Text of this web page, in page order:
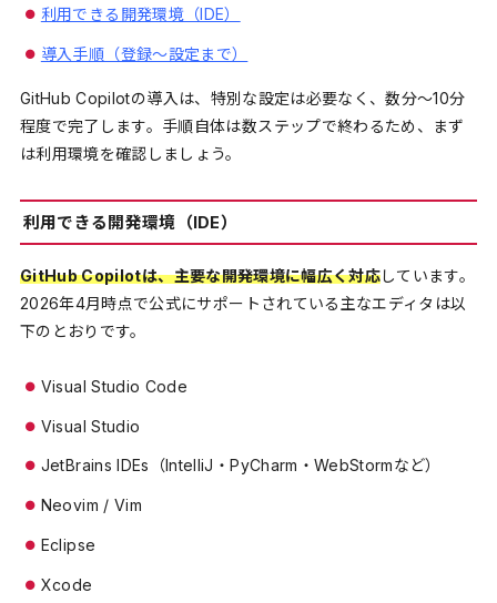
利用できる開発環境（IDE）
導入手順（登録〜設定まで）
GitHub Copilotの導入は、特別な設定は必要なく、数分〜10分
程度で完了します。手順自体は数ステップで終わるため、まず
は利用環境を確認しましょう。
利用できる開発環境（IDE）
GitHub Copilotは、主要な開発環境に幅広く対応しています。
2026年4月時点で公式にサポートされている主なエディタは以
下のとおりです。
Visual Studio Code
Visual Studio
JetBrains IDEs（IntelliJ・PyCharm・WebStormなど）
Neovim / Vim
Eclipse
Xcode